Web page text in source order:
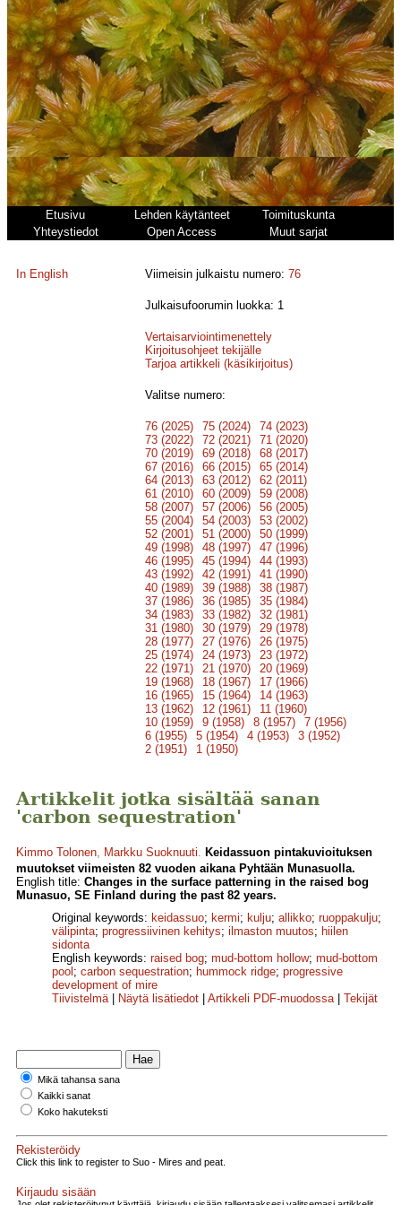
Etusivu Lehden käytänteet
Toimituskunta
Yhteystiedot
Open Access Muut sarjat
In English Viimeisin julkaistu numero:76
Julkaisufoorumin luokka: 1
Vertaisarviointimenettely
Kirjoitusohjeet tekijälle
Tarjoa artikkeli (käsikirjoitus)
Valitse numero:
76 (2025) 75 (2024)
74 (2023)
73 (2022)
72 (2021)
71 (2020)
70 (2019)
69 (2018)
68 (2017)
67 (2016)
66 (2015)
65 (2014)
64 (2013)
63 (2012)
62 (2011)
61 (2010)
60 (2009)
59 (2008)
58 (2007)
57 (2006)
56 (2005)
55 (2004)
54 (2003)
53 (2002)
52 (2001)
51 (2000)
50 (1999)
49 (1998)
48 (1997)
47 (1996)
46 (1995)
45 (1994)
44 (1993)
43 (1992)
42 (1991)
41 (1990)
40 (1989)
39 (1988)
38 (1987)
37 (1986)
36 (1985)
35 (1984)
34 (1983)
33 (1982)
32 (1981)
31 (1980)
30 (1979)
29 (1978)
28 (1977)
27 (1976)
26 (1975)
25 (1974)
24 (1973)
23 (1972)
22 (1971)
21 (1970)
20 (1969)
19 (1968)
18 (1967)
17 (1966)
16 (1965)
15 (1964)
14 (1963)
13 (1962)
12 (1961)
11 (1960)
10 (1959)
9 (1958) 8 (1957)
7 (1956)
6 (1955)
5 (1954) 4 (1953)
3 (1952)
2 (1951)
1 (1950)
Artikkelit jotka sisältää sanan
'carbon sequestration'
Kimmo Tolonen, Markku Suoknuuti. Keidassuon pintakuvioituksen
muutokset viimeisten 82 vuoden aikana Pyhtään Munasuolla.
English title: Changes in the surface patterning in the raised bog
Munasuo, SE Finland during the past 82 years.
Original keywords: keidassuo; kermi; kulju; allikko; ruoppakulju;
välipinta; progressiivinen kehitys; ilmaston muutos; hiilen
sidonta
English keywords: raised bog; mud-bottom hollow; mud-bottom
pool ; carbon sequestration; hummock ridge; progressive
development of mire
Tiivistelmä| Näytä lisätiedot Artikkeli PDF-muodossa| Tekijät
Mikä tahansa sana
Kaikki sanat
Koko hakuteksti
Rekisteröidy
Click this link to register to Suo - Mires and peat.
Kirjaudu sisään